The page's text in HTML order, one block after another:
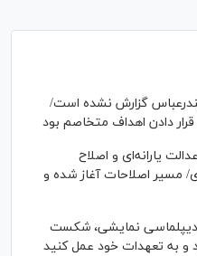
گزارش نشده است/
دادن اهداف متخاصم بود
یارانه‌ای و اصلاح
مسیر اصلاحات آغاز شده و
دیپلماسی نمایشی، شکست
و به تعهدات خود عمل کنید